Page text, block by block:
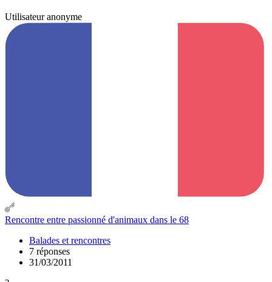
Utilisateur anonyme
Rencontre entre passionné d'animaux dans le 68
Balades et rencontres
7 réponses
31/03/2011